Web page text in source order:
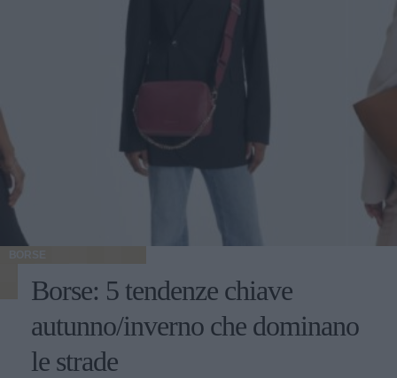
BORSE
Borse: 5 tendenze chiave
autunno/inverno che dominano
le strade